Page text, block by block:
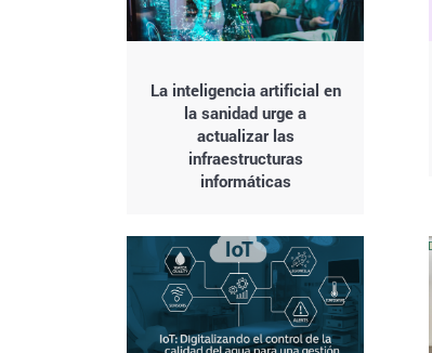
La inteligencia artificial en
la sanidad urge a
actualizar las
infraestructuras
informáticas